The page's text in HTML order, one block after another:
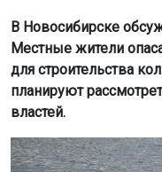
В Новосибирске
Местные жители
для строительства
планируют
властей.